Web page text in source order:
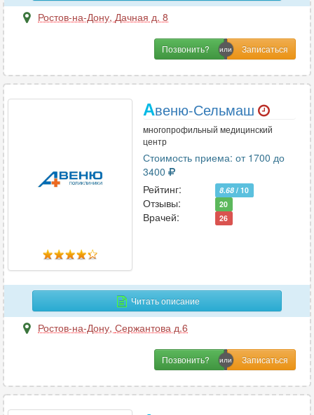
Ростов-на-Дону, Дачная д. 8
Позвонить?
Авеню-Сельмаш
многопрофильный медицинский
центр
Стоимость приема: от 1700 до
3400
Рейтинг:
8.68 / 10
Отзывы: 20
Врачей: 26
Читать описание
Ростов-на-Дону, Сержантова д.6
Позвонить?